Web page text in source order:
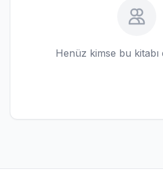
Henüz kimse bu kitabı